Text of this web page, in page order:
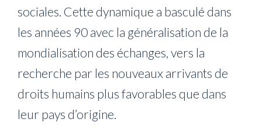
sociales. Cette dynamique a basculé dans
les années 90 avec la généralisation de la
mondialisation des échanges, vers la
recherche par les nouveaux arrivants de
droits humains plus favorables que dans
leur pays d’origine.